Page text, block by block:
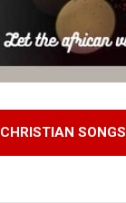
CHRISTIAN SONGS